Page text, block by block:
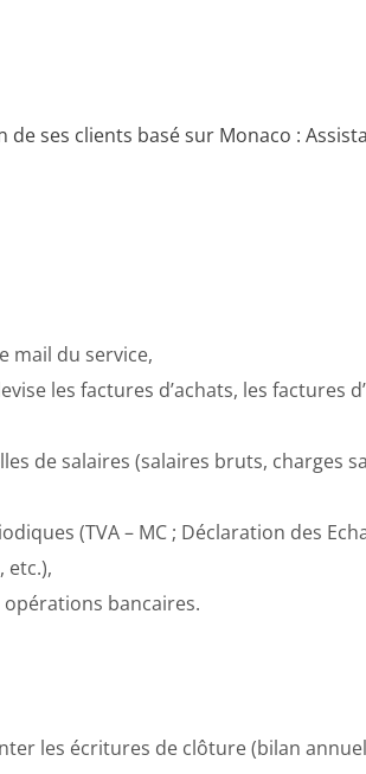
de ses clients basé sur Monaco :
mail du service,
les factures d’achats, les factures
de salaires (salaires bruts, charges
(TVA – MC ; Déclaration des
etc.),
bancaires.
les écritures de clôture (bilan